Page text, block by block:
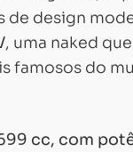
design
, uma naked
famosos do
cc, com